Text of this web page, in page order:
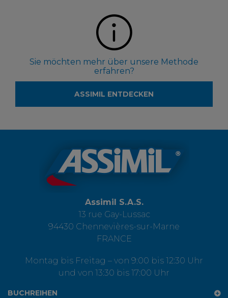
Sie möchten mehr über unsere Methode
erfahren?
ASSIMIL ENTDECKEN
Assimil S.A.S.
13 rue Gay-Lussac
94430 Chennevières-sur-Marne
FRANCE
Montag bis Freitag – von 9:00 bis 12:30 Uhr
und von 13:30 bis 17:00 Uhr
BUCHREIHEN